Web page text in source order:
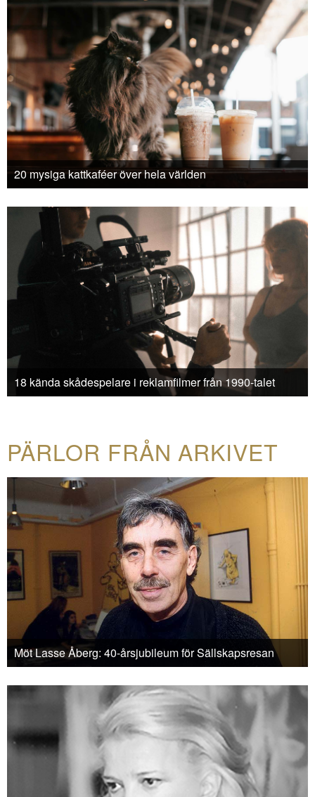
20 mysiga kattkaféer över hela världen
18 kända skådespelare i reklamfilmer från 1990-talet
PÄRLOR FRÅN ARKIVET
Möt Lasse Åberg: 40-årsjubileum för Sällskapsresan